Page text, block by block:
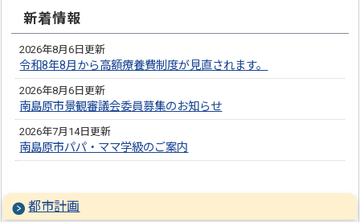
新着情報
2026年8月6日更新
令和8年8月から高額療養費制度が見直されます。
2026年8月6日更新
南島原市景観審議会委員募集のお知らせ
2026年7月14日更新
南島原市パパ・ママ学級のご案内
都市計画